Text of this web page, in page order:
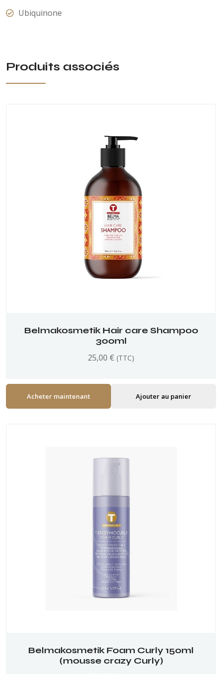
Ubiquinone
Produits associés
Belmakosmetik Hair care Shampoo
300ml
25,00 € (TTC)
Acheter maintenant Ajouter au panier
Belmakosmetik Foam Curly 150ml
(mousse crazy Curly)